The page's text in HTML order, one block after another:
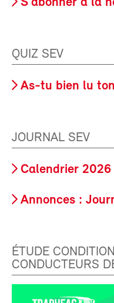
S'abonner à la
QUIZ SEV
As-tu bien lu
JOURNAL SEV
Calendrier
Annonces :
ÉTUDE
CONDUCTEURS